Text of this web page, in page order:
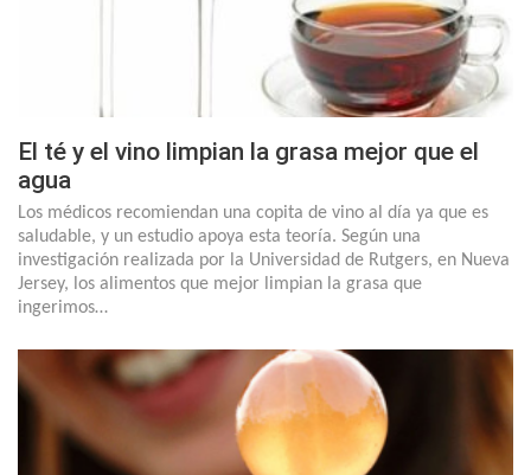
El té y el vino limpian la grasa mejor que el
agua
Los médicos recomiendan una copita de vino al día ya que es
saludable, y un estudio apoya esta teoría. Según una
investigación realizada por la Universidad de Rutgers, en Nueva
Jersey, los alimentos que mejor limpian la grasa que
ingerimos…